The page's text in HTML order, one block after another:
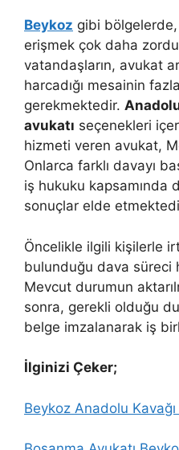
Beykoz gibi
erişmek çok daha
vatandaşların, avukat
harcadığı mesainin
gerekmektedir.
avukatı seçenekleri
hizmeti veren avukat,
Onlarca farklı davayı
iş hukuku kapsamında
sonuçlar elde
Öncelikle ilgili kişilerle
bulunduğu dava süreci
Mevcut durumun
sonra, gerekli olduğu
belge imzalanarak iş
İlginizi Çeker;
Beykoz Anadolu